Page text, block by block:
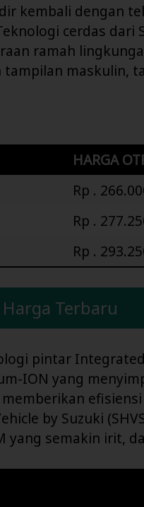
kembali dengan
cerdas dari
ramah
maskulin,
HARGA
Rp .
Rp .
Rp .
Harga Terbaru
pintar
ION yang
by Suzuki
yang semakin irit,